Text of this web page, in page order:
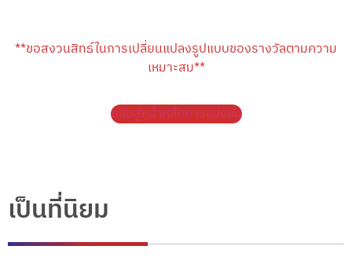
**ขอสงวนสิทธ์ในการเปลี่ยนแปลงรูปแบบของรางวัลตามความ
เหมาะสม**
กลับสู่หน้าหลักการแข่งขัน
เป็นที่นิยม